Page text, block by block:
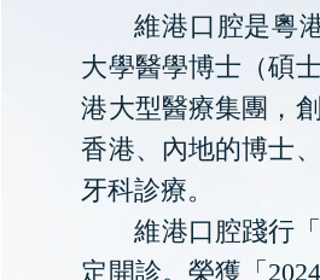
維港口腔是粵
大學醫學博士（碩
港大型醫療集團，
香港、內地的博士
牙科診療。
維港口腔踐行
定開診。榮獲「